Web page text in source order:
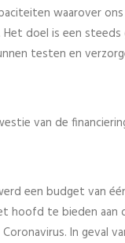
waarover
Het doel is een
testen en
van de
een budget van
hoofd te bieden aan
In geval